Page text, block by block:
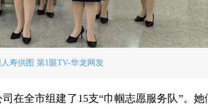
寿供图 第1眼TV-华龙网发
在全市组建了15支“巾帼志愿服务队”。她